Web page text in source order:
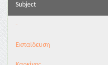
Subject
-
Εκπαίδευση